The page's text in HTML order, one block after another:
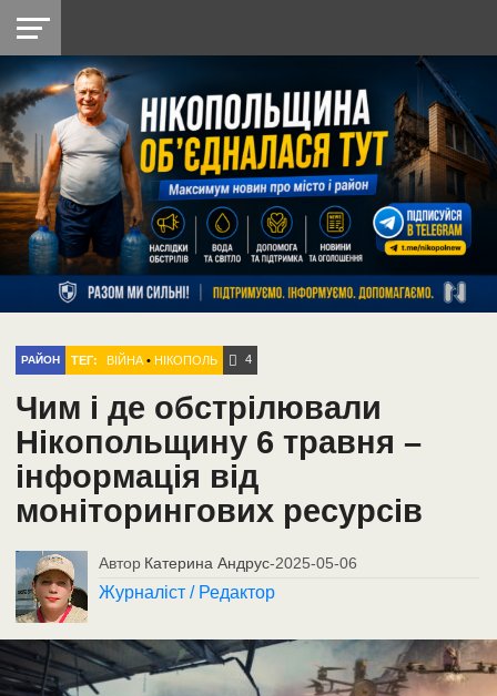
НІКОПОЛЬ
РАЙОН
СІЧЕСЛАВСЬКА
УКРАЇНА
РЕТРО
НІКОПОЛЬ
ЛАЙТ
УКРАЇНА
ДОПОМОГА
РАДІО
РАЙОН ТЕГ: ВІЙНА •НІКОПОЛЬ 4
Чим і де обстрілювали
Нікопольщину 6 травня –
інформація від
моніторингових ресурсів
Автор Катерина Андрус-2025-05-06
Журналіст / Редактор